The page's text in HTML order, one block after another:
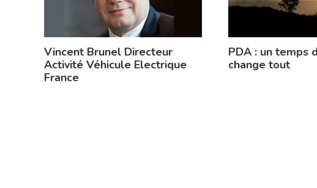
Vincent Brunel Directeur
Activité Véhicule Electrique
France
PDA : un temps
change tout